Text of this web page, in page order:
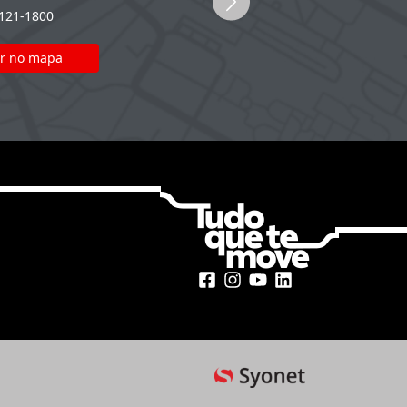
1800
no mapa
(51) 2121-1800